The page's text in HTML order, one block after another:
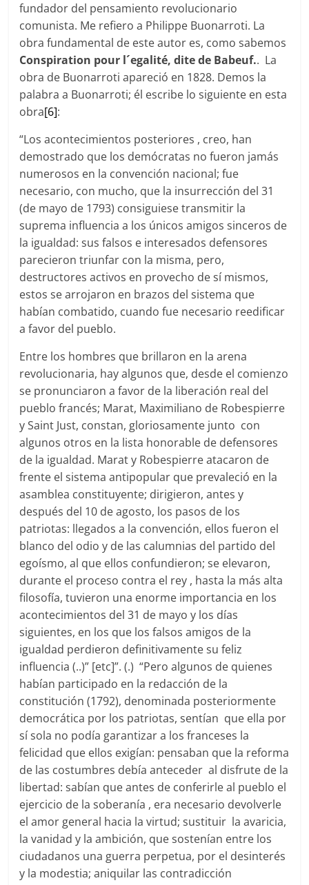
fundador del pensamiento revolucionario
comunista. Me refiero a Philippe Buonarroti. La
obra fundamental de este autor es, como sabemos
Conspiration pour l´egalité, dite de Babeuf.. La
obra de Buonarroti apareció en 1828. Demos la
palabra a Buonarroti; él escribe lo siguiente en esta
obra[6]:
“Los acontecimientos posteriores , creo, han
demostrado que los demócratas no fueron jamás
numerosos en la convención nacional; fue
necesario, con mucho, que la insurrección del 31
(de mayo de 1793) consiguiese transmitir la
suprema influencia a los únicos amigos sinceros de
la igualdad: sus falsos e interesados defensores
parecieron triunfar con la misma, pero,
destructores activos en provecho de sí mismos,
estos se arrojaron en brazos del sistema que
habían combatido, cuando fue necesario reedificar
a favor del pueblo.
Entre los hombres que brillaron en la arena
revolucionaria, hay algunos que, desde el comienzo
se pronunciaron a favor de la liberación real del
pueblo francés; Marat, Maximiliano de Robespierre
y Saint Just, constan, gloriosamente junto con
algunos otros en la lista honorable de defensores
de la igualdad. Marat y Robespierre atacaron de
frente el sistema antipopular que prevaleció en la
asamblea constituyente; dirigieron, antes y
después del 10 de agosto, los pasos de los
patriotas: llegados a la convención, ellos fueron el
blanco del odio y de las calumnias del partido del
egoísmo, al que ellos confundieron; se elevaron,
durante el proceso contra el rey , hasta la más alta
filosofía, tuvieron una enorme importancia en los
acontecimientos del 31 de mayo y los días
siguientes, en los que los falsos amigos de la
igualdad perdieron definitivamente su feliz
influencia (..)” [etc]”. (.) “Pero algunos de quienes
habían participado en la redacción de la
constitución (1792), denominada posteriormente
democrática por los patriotas, sentían que ella por
sí sola no podía garantizar a los franceses la
felicidad que ellos exigían: pensaban que la reforma
de las costumbres debía anteceder al disfrute de la
libertad: sabían que antes de conferirle al pueblo el
ejercicio de la soberanía , era necesario devolverle
el amor general hacia la virtud; sustituir la avaricia,
la vanidad y la ambición, que sostenían entre los
ciudadanos una guerra perpetua, por el desinterés
y la modestia; aniquilar las contradicción